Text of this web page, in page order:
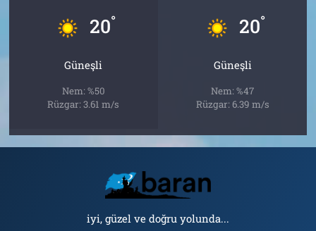
20°
Güneşli
Nem: %50
Rüzgar: 3.61 m/s
20°
Güneşli
Nem: %47
Rüzgar: 6.39 m/s
iyi, güzel ve doğru yolunda...